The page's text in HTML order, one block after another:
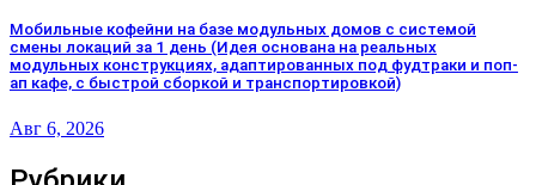
Мобильные кофейни на базе модульных домов с системой
смены локаций за 1 день (Идея основана на реальных
модульных конструкциях, адаптированных под фудтраки и поп-
ап кафе, с быстрой сборкой и транспортировкой)
Авг 6, 2026